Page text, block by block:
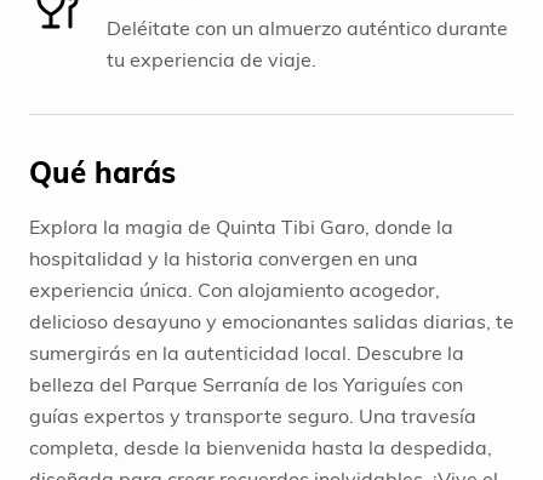
Deléitate con un almuerzo auténtico durante
tu experiencia de viaje.
Qué harás
Explora la magia de Quinta Tibi Garo, donde la
hospitalidad y la historia convergen en una
experiencia única. Con alojamiento acogedor,
delicioso desayuno y emocionantes salidas diarias, te
sumergirás en la autenticidad local. Descubre la
belleza del Parque Serranía de los Yariguíes con
guías expertos y transporte seguro. Una travesía
completa, desde la bienvenida hasta la despedida,